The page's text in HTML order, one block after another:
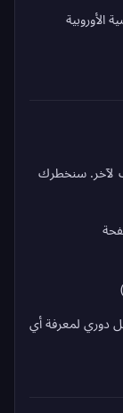
الأوروبية
لآخر. سنخطرك
دوري لمعرفة أي